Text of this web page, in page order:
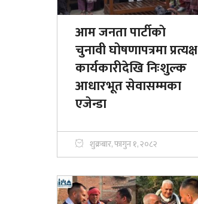
आम जनता पार्टीकाे
चुनावी घोषणापत्रमा प्रत्यक्ष
कार्यकारीदेखि निःशुल्क
आधारभूत सेवासम्मका
एजेन्डा
शुक्रबार, फागुन १, २०८२